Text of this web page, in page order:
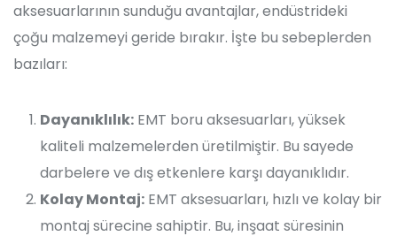
aksesuarlarının sunduğu avantajlar, endüstrideki
çoğu malzemeyi geride bırakır. İşte bu sebeplerden
bazıları:
Dayanıklılık: EMT boru aksesuarları, yüksek
kaliteli malzemelerden üretilmiştir. Bu sayede
darbelere ve dış etkenlere karşı dayanıklıdır.
Kolay Montaj: EMT aksesuarları, hızlı ve kolay bir
montaj sürecine sahiptir. Bu, inşaat süresinin